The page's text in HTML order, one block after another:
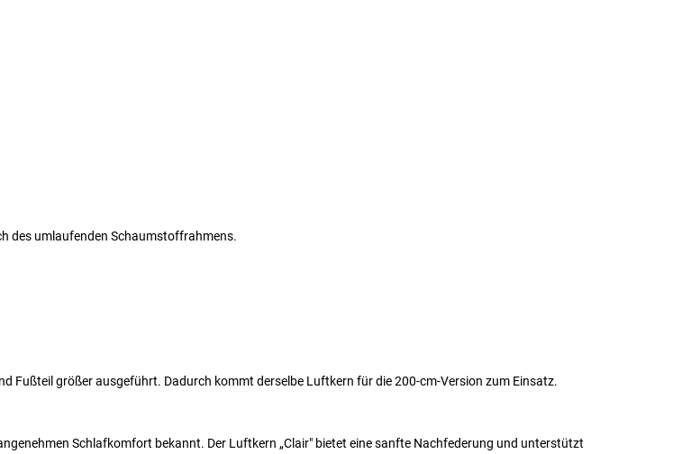
des umlaufenden Schaumstoffrahmens.
Fußteil größer ausgeführt. Dadurch kommt derselbe Luftkern für die 200-cm-Version zum Einsatz.
Schlafkomfort bekannt. Der Luftkern „Clair" bietet eine sanfte Nachfederung und unterstützt